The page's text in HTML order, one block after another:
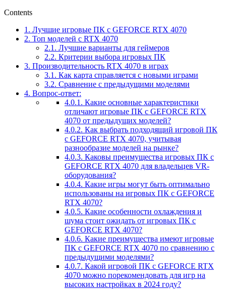
Contents
1. Лучшие игровые ПК с GEFORCE RTX 4070
2. Топ моделей с RTX 4070
2.1. Лучшие варианты для геймеров
2.2. Критерии выбора игровых ПК
3. Производительность RTX 4070 в играх
3.1. Как карта справляется с новыми играми
3.2. Сравнение с предыдущими моделями
4. Вопрос-ответ:
4.0.1. Какие основные характеристики
отличают игровые ПК с GEFORCE RTX
4070 от предыдущих моделей?
4.0.2. Как выбрать подходящий игровой ПК
с GEFORCE RTX 4070, учитывая
разнообразие моделей на рынке?
4.0.3. Каковы преимущества игровых ПК с
GEFORCE RTX 4070 для владельцев VR-
оборудования?
4.0.4. Какие игры могут быть оптимально
использованы на игровых ПК с GEFORCE
RTX 4070?
4.0.5. Какие особенности охлаждения и
шума стоит ожидать от игровых ПК с
GEFORCE RTX 4070?
4.0.6. Какие преимущества имеют игровые
ПК с GEFORCE RTX 4070 по сравнению с
предыдущими моделями?
4.0.7. Какой игровой ПК с GEFORCE RTX
4070 можно порекомендовать для игр на
высоких настройках в 2024 году?